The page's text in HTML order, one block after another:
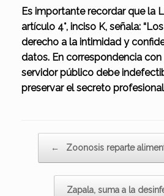
Es importante recordar que la
artículo 4°, inciso K, señala:
derecho a la intimidad y
datos. En correspondencia
servidor público debe
preservar el secreto
← Zoonosis reparte
Zapala, suma a la